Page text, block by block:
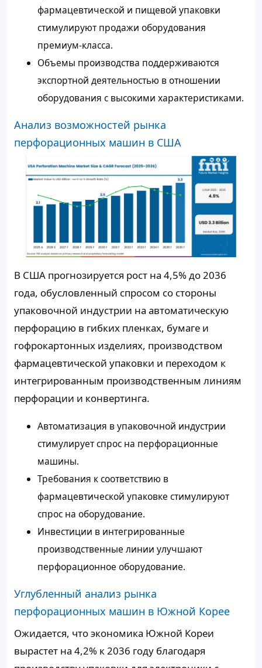
фармацевтической и пищевой упаковки
стимулируют продажи оборудования
премиум-класса.
Объемы производства поддерживаются
экспортной деятельностью в отношении
оборудования с высокими характеристиками.
Анализ возможностей рынка
перфорационных машин в США
В США прогнозируется рост на 4,5% до 2036
года, обусловленный спросом со стороны
упаковочной индустрии на автоматическую
перфорацию в гибких пленках, бумаге и
гофрокартонных изделиях, производством
фармацевтической упаковки и переходом к
интегрированным производственным линиям
перфорации и конвертинга.
Автоматизация в упаковочной индустрии
стимулирует спрос на перфорационные
машины.
Требования к соответствию в
фармацевтической упаковке стимулируют
спрос на оборудование.
Инвестиции в интегрированные
производственные линии улучшают
перфорационное оборудование.
Углубленный анализ рынка
перфорационных машин в Южной Корее
Ожидается, что экономика Южной Кореи
вырастет на 4,2% к 2036 году благодаря